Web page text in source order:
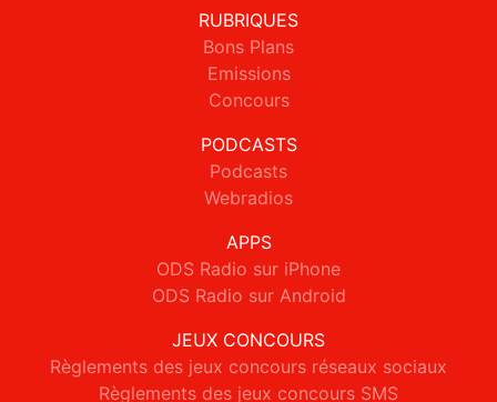
RUBRIQUES
Bons Plans
Emissions
Concours
PODCASTS
Podcasts
Webradios
APPS
ODS Radio sur iPhone
ODS Radio sur Android
JEUX CONCOURS
Règlements des jeux concours réseaux sociaux
Règlements des jeux concours SMS